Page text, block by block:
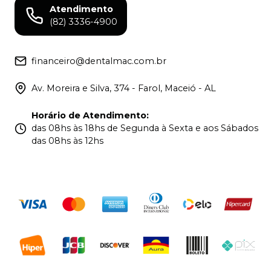
Atendimento
(82) 3336-4900
financeiro@dentalmac.com.br
Av. Moreira e Silva, 374 - Farol, Maceió - AL
Horário de Atendimento:
das 08hs às 18hs de Segunda à Sexta e aos Sábados
das 08hs às 12hs